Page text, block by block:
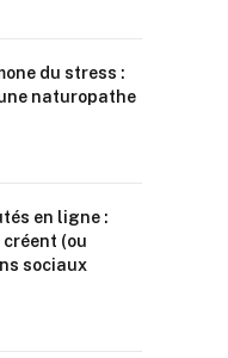
du stress :
naturopathe
en ligne :
(ou
sociaux